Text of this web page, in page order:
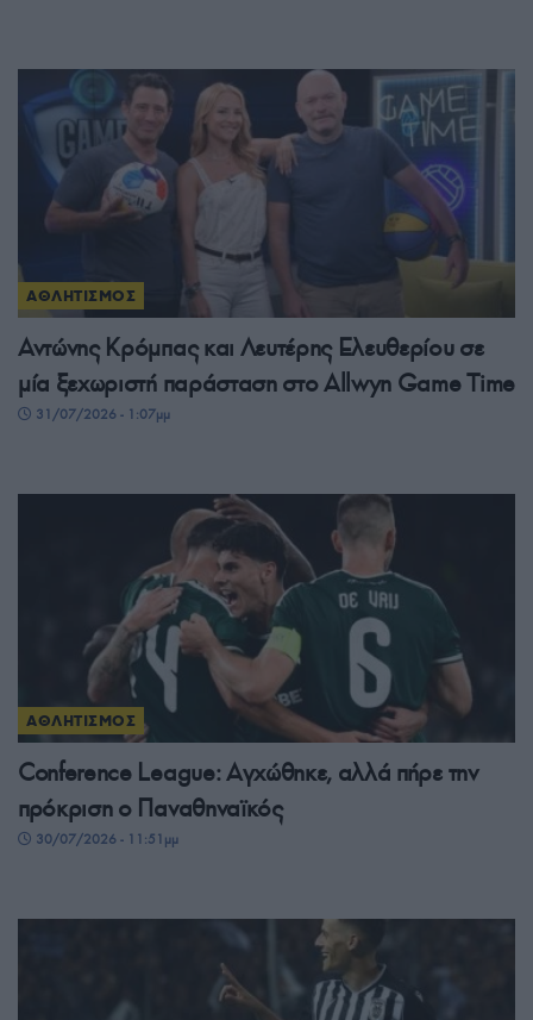
ΑΘΛΗΤΙΣΜΟΣ
Αντώνης Κρόμπας και Λευτέρης Ελευθερίου σε
μία ξεχωριστή παράσταση στο Allwyn Game Time
31/07/2026 - 1:07μμ
ΑΘΛΗΤΙΣΜΟΣ
Conference League: Αγχώθηκε, αλλά πήρε την
πρόκριση ο Παναθηναϊκός
30/07/2026 - 11:51μμ